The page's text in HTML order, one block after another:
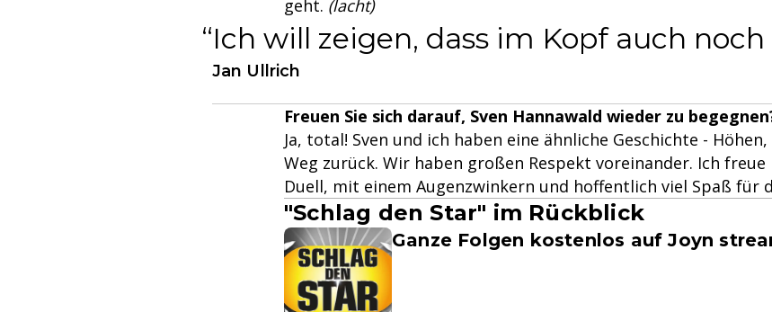
geht. (lacht)
Ich will zeigen, dass im Kopf auch
Jan Ullrich
Freuen Sie sich darauf, Sven Hannawald wieder zu
Ja, total! Sven und ich haben eine ähnliche Geschichte -
Weg zurück. Wir haben großen Respekt voreinander. Ich
Duell, mit einem Augenzwinkern und hoffentlich viel Spaß für
"Schlag den Star" im Rückblick
Ganze Folgen kostenlos auf Joyn